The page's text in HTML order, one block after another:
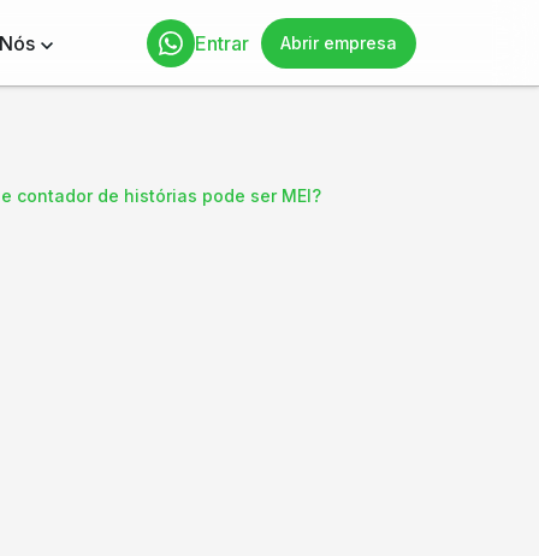
Entrar Abrir empresa
contador de histórias pode ser MEI?